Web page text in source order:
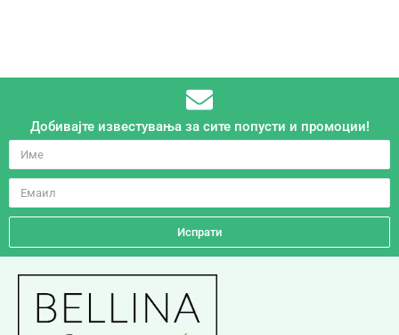
Добивајте известувања за сите попусти и промоции!
Испрати